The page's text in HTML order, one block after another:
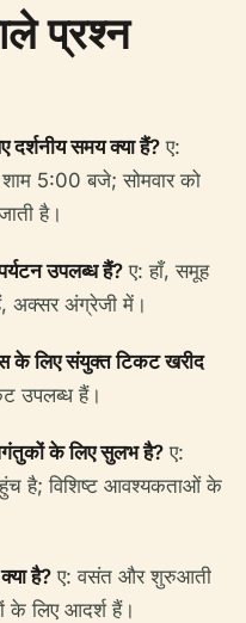
प्रश्न
दर्शनीय समय क्या हैं? ए:
5:00 बजे; सोमवार को
है।
उपलब्ध हैं? ए: हाँ, समूह
अक्सर अंग्रेजी में।
के लिए संयुक्त टिकट खरीद
उपलब्ध हैं।
के लिए सुलभ है? ए:
है; विशिष्ट आवश्यकताओं के
है? ए: वसंत और शुरुआती
लिए आदर्श हैं।